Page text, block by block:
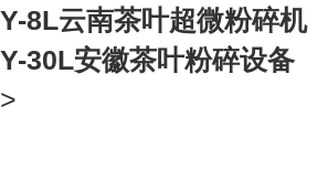
8L云南茶叶超微粉碎机
30L安徽茶叶粉碎设备